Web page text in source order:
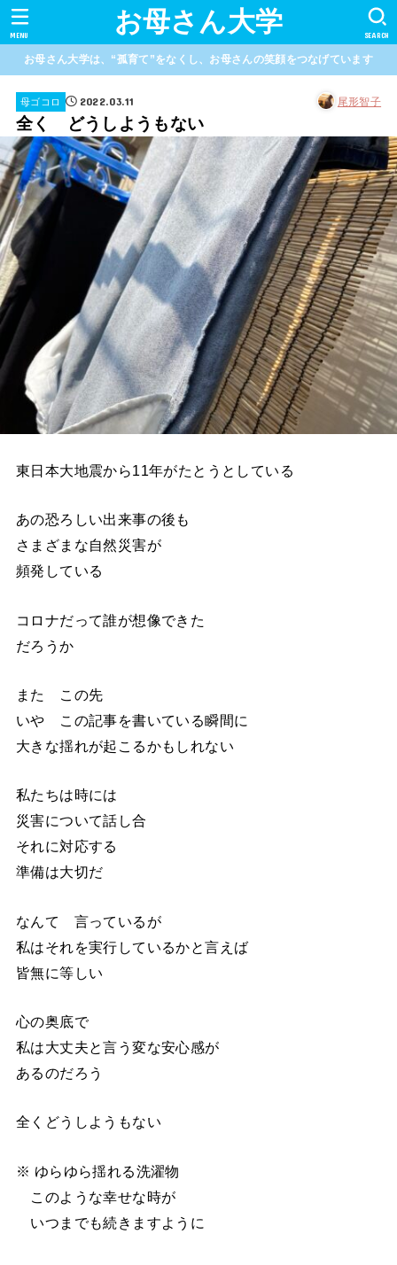
お母さん大学 SEARCH
MENU
お母さん大学は、“孤育て”をなくし、お母さんの笑顔をつなげています
母ゴコロ 2022.03.11 尾形智子
全く どうしようもない
東日本大地震から11年がたとうとしている
あの恐ろしい出来事の後も
さまざまな自然災害が
頻発している
コロナだって誰が想像できた
だろうか
また この先
いや この記事を書いている瞬間に
大きな揺れが起こるかもしれない
私たちは時には
災害について話し合
それに対応する
準備は大切だ
なんて 言っているが
私はそれを実行しているかと言えば
皆無に等しい
心の奥底で
私は大丈夫と言う変な安心感が
あるのだろう
全くどうしようもない
※ ゆらゆら揺れる洗濯物
このような幸せな時が
いつまでも続きますように